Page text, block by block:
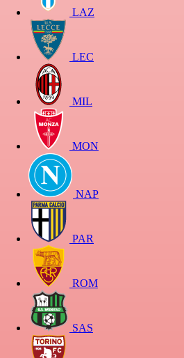
LAZ
LEC
MIL
MON
NAP
PAR
ROM
SAS